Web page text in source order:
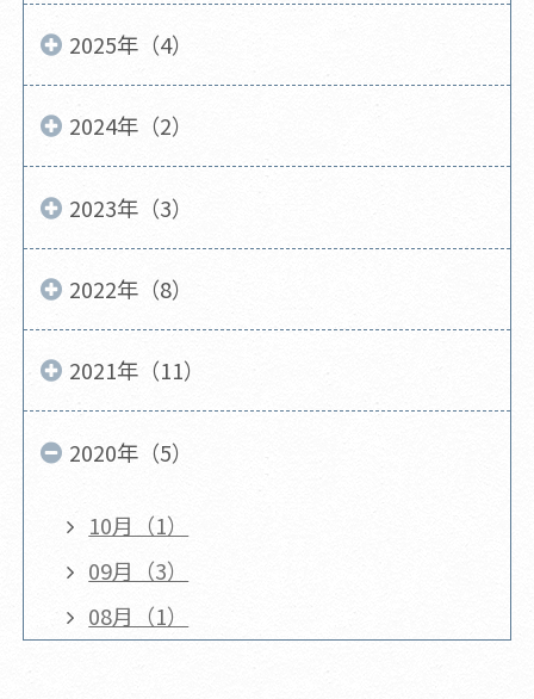
2025年（4）
2024年（2）
2023年（3）
2022年（8）
2021年（11）
2020年（5）
10月（1）
09月（3）
08月（1）